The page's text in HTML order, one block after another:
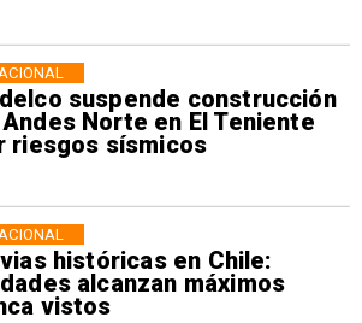
suspende construcción
Norte en El Teniente
riesgos sísmicos
históricas en Chile:
alcanzan máximos
vistos